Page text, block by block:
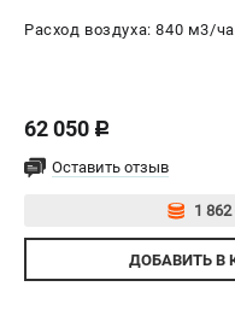
Основные виды
Арматурогибы ручные и
Токарные станки и их
Расход воздуха: 840 м3/
62 050 c
Оставить отзыв
1 862
ДОБАВИТЬ В